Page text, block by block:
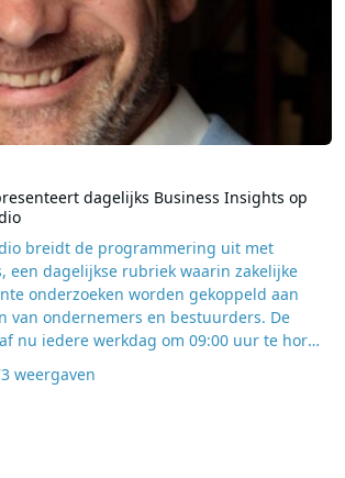
dagelijks Business Insights op
breidt de programmering uit met
een dagelijkse rubriek waarin zakelijke
onderzoeken worden gekoppeld aan
van ondernemers en bestuurders. De
nu iedere werkdag om 09:00 uur te horen
die op zoek zijn naar
hun eigen organisatie. Presentator
weergaven